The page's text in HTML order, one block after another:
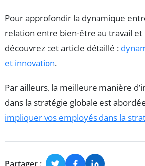
Pour approfondir la dynamique
relation entre bien-être au travail
découvrez cet article détaillé :
et innovation.
Par ailleurs, la meilleure manière
dans la stratégie globale est
impliquer vos employés dans la
Partager :